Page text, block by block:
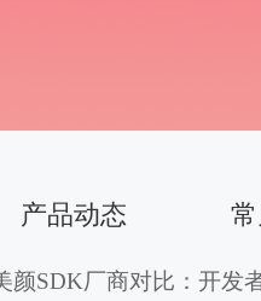
产品动态
颜SDK厂商对比：开发